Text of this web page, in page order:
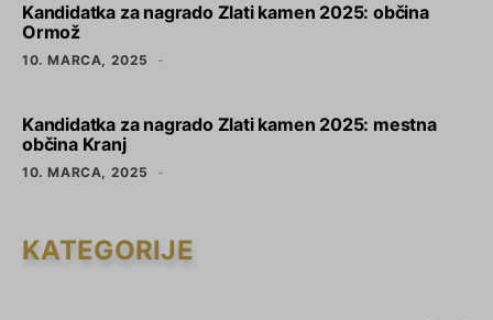
Kandidatka za nagrado Zlati kamen 2025: občina
Ormož
10. MARCA, 2025
Kandidatka za nagrado Zlati kamen 2025: mestna
občina Kranj
10. MARCA, 2025
KATEGORIJE